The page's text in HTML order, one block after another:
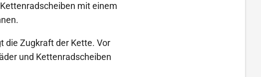
mit einem
die Zugkraft der Kette. Vor
und Kettenradscheiben